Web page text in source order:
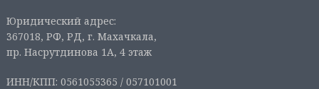
Юридический адрес:
367018, РФ, РД, г. Махачкала,
пр. Насрутдинова 1А, 4 этаж
ИНН/КПП: 0561055365 / 057101001